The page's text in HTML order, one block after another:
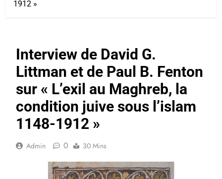
1912 »
Interview de David G.
Littman et de Paul B. Fenton
sur « L’exil au Maghreb, la
condition juive sous l’islam
1148-1912 »
Admin 0 30 Mins